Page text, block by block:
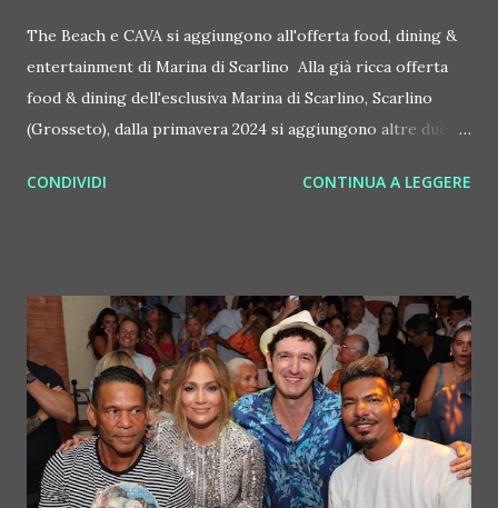
The Beach e CAVA si aggiungono all'offerta food, dining &
entertainment di Marina di Scarlino Alla già ricca offerta
food & dining dell'esclusiva Marina di Scarlino, Scarlino
(Grosseto), dalla primavera 2024 si aggiungono altre due
dell'imprenditore viareggino Manuel Dallori, sono locali
mattino alla notte, presto in apertura anche a Tulum, in
Messico E' un concept di beach club in cui rilassarsi al sole
di giorno, godendosi piatti mediterranei o fusion
d'eccellenza, dinner show di livello internazionale e poi dj
set, al tramonto e serali. CAVA è invece un'evoluzione della
classica trattoria italiana, vocata principalmente alle
pietanze di mare e debutta proprio a Marina di Scarlino, in
CONDIVIDI CONTINUA A LEGGERE